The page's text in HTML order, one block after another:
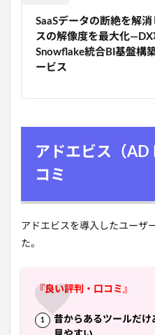
SaaSデータの断絶を解消
スの解像度を最大化―DX
Snowflake統合BI基盤構
ービス
アドエビス（AD
コミ
アドエビスを導入したユーザ
た。
『良い評判・口コミ』
昔からあるツールだけ